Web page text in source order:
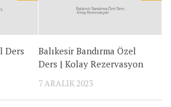
Ders
Balıkesir Bandırma Özel
Ders | Kolay Rezervasyon
7 ARALIK 2023